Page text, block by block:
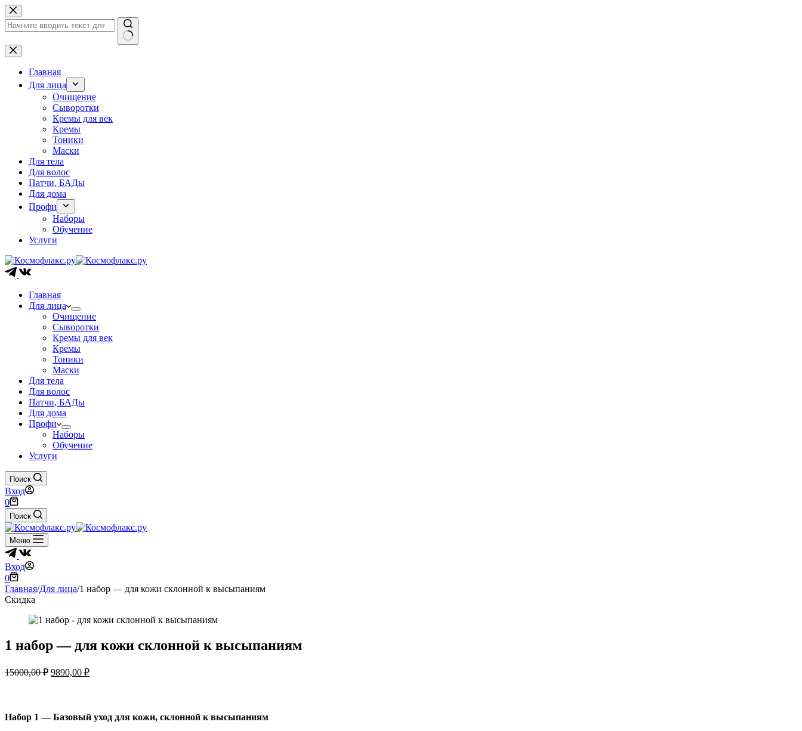
Перейти
к
сути
Ничего
не
найденоГлавная
Для лица
Очищение
Сыворотки
Кремы для век
Кремы
Тоники
Маски
Для тела
Для волос
Патчи, БАДы
Для дома
Профи
Наборы
Обучение
Услуги
Главная
Для лица
Очищение
Сыворотки
Кремы для век
Кремы
Тоники
Маски
Для тела
Для волос
Патчи, БАДы
Для дома
Профи
Наборы
Обучение
Услуги
Поиск
Вход
Корзина
0
Поиск
Меню
Вход
Корзина
0
Главная/Для лица/1 набор — для кожи склонной к высыпаниям
Скидка
1 набор — для кожи склонной к высыпаниям
15000,00₽ Первоначальная
9890,00 ₽Текущая
Набор 1 — Базовый уход для кожи, склонной к высыпаниям